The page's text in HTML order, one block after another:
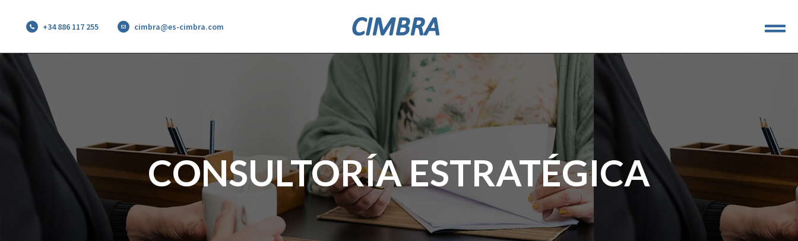
+34 886 117 255 cimbra@es-cimbra.com
CONSULTORÍA ESTRATÉGICA